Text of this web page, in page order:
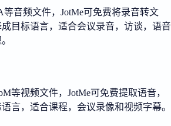
等音频文件，JotMe可免费将录音转文
目标语言，适合会议录音，访谈，语音
等视频文件，JotMe可免费提取语音，
言，适合课程，会议录像和视频字幕。